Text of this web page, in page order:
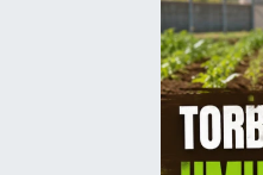
YEREL